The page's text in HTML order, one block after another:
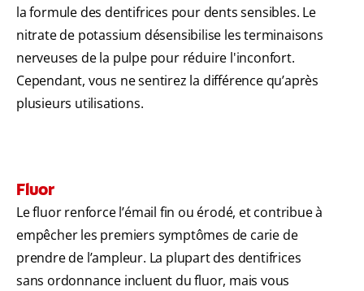
la formule des dentifrices pour dents sensibles. Le
nitrate de potassium désensibilise les terminaisons
nerveuses de la pulpe pour réduire l'inconfort.
Cependant, vous ne sentirez la différence qu’après
plusieurs utilisations.
Fluor
Le fluor renforce l’émail fin ou érodé, et contribue à
empêcher les premiers symptômes de carie de
prendre de l’ampleur. La plupart des dentifrices
sans ordonnance incluent du fluor, mais vous